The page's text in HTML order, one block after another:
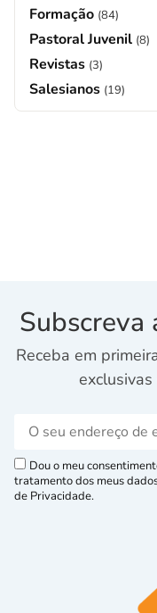
Formação (84)
Pastoral Juvenil (8)
Revistas (3)
Salesianos (19)
Subscreva
Receba em
Dou o meu
tratamento dos meus
de Privacidade.